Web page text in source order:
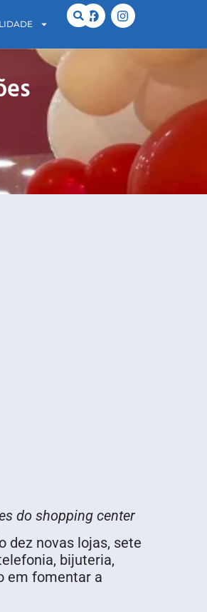
do shopping center
dez novas lojas, sete
bijuteria,
em fomentar a